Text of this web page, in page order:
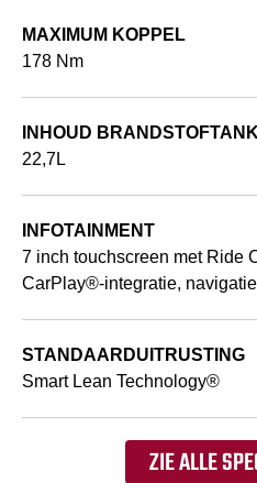
MAXIMUM KOPPEL
178 Nm
INHOUD BRANDSTOFTANK
22,7L
INFOTAINMENT
7 inch touchscreen met Ride
CarPlay®-integratie, navigatie
STANDAARDUITRUSTING
Smart Lean Technology®
ZIE ALLE